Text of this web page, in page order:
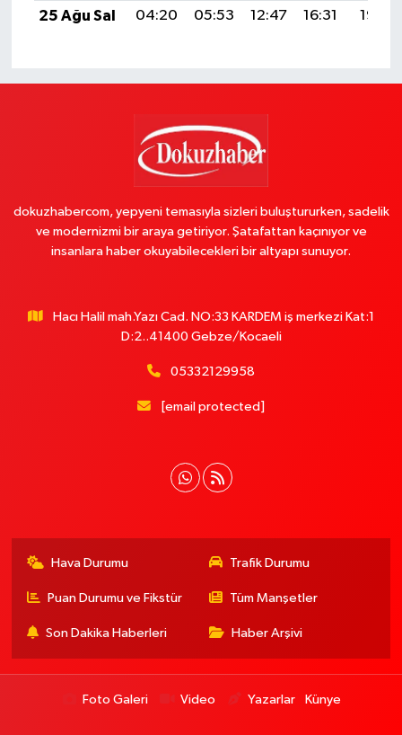
25 Ağu Sal
04:20 05:53 12:47 16:31 19:32
dokuzhabercom, yepyeni temasıyla sizleri buluştururken, sadelik
ve modernizmi bir araya getiriyor. Şatafattan kaçınıyor ve
insanlara haber okuyabilecekleri bir altyapı sunuyor.
Hacı Halil mah.Yazı Cad. NO:33 KARDEM iş merkezi Kat:1
D:2..41400 Gebze/Kocaeli
05332129958
[email protected]
Hava Durumu Trafik Durumu
Puan Durumu ve Fikstür Tüm Manşetler
Son Dakika Haberleri Haber Arşivi
Foto Galeri Video Yazarlar Künye